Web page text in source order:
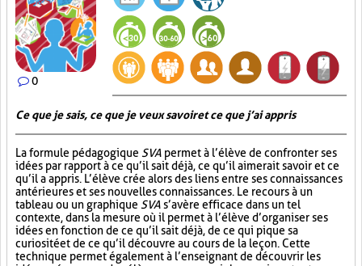
0
Ce que je sais, ce que je veux savoir et ce que j’ai appris
La formule pédagogique SVA permet à l’élève de confronter ses
idées par rapport à ce qu’il sait déjà, ce qu’il aimerait savoir et ce
qu’il a appris. L’élève crée alors des liens entre ses connaissances
antérieures et ses nouvelles connaissances. Le recours à un
tableau ou un graphique SVA s’avère efficace dans un tel
contexte, dans la mesure où il permet à l’élève d’organiser ses
idées en fonction de ce qu’il sait déjà, de ce qui pique sa
curiosité et de ce qu’il découvre au cours de la leçon. Cette
technique permet également à l’enseignant de découvrir les